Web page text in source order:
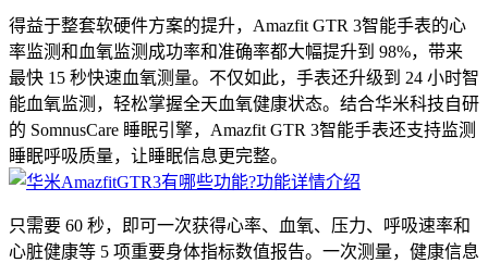
得益于整套软硬件方案的提升，Amazfit GTR 3智能手表的心
率监测和血氧监测成功率和准确率都大幅提升到 98%，带来
最快 15 秒快速血氧测量。不仅如此，手表还升级到 24 小时智
能血氧监测，轻松掌握全天血氧健康状态。结合华米科技自研
的 SomnusCare 睡眠引擎，Amazfit GTR 3智能手表还支持监测
睡眠呼吸质量，让睡眠信息更完整。
只需要 60 秒，即可一次获得心率、血氧、压力、呼吸速率和
心脏健康等 5 项重要身体指标数值报告。一次测量，健康信息